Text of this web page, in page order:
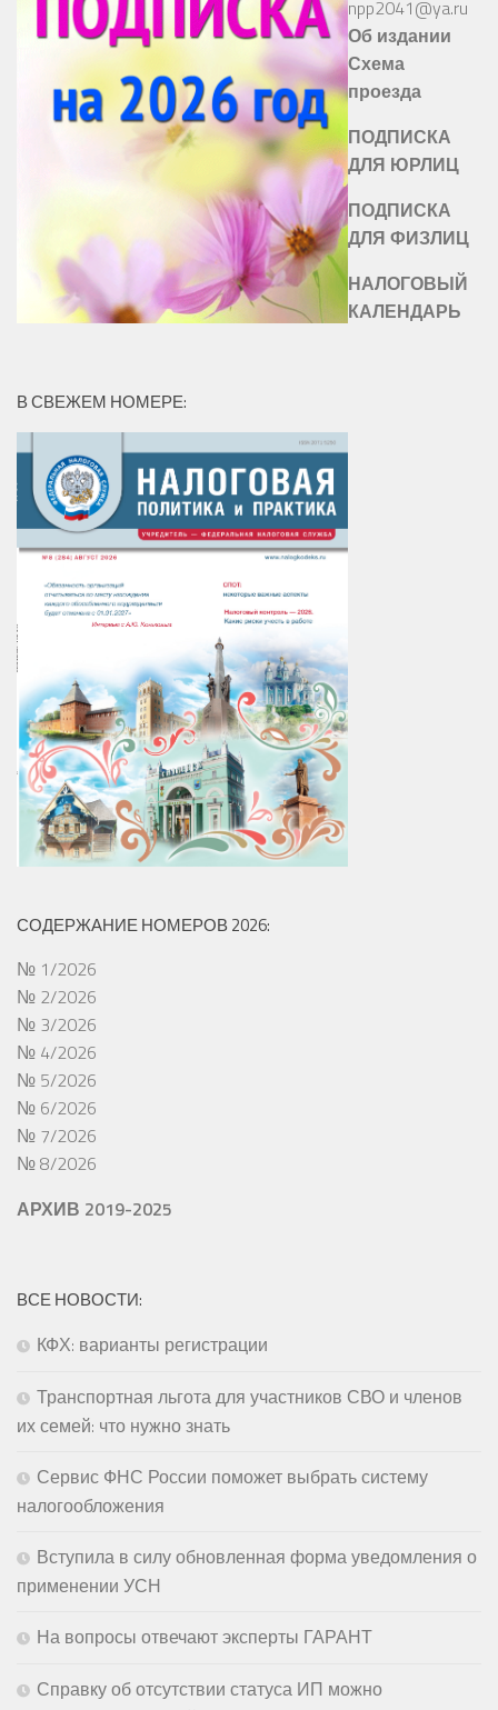
npp2041@ya.ru
Об издании
Схема
проезда
ПОДПИСКА
ДЛЯ ЮРЛИЦ
ПОДПИСКА
ДЛЯ ФИЗЛИЦ
НАЛОГОВЫЙ
КАЛЕНДАРЬ
В СВЕЖЕМ НОМЕРЕ:
СОДЕРЖАНИЕ НОМЕРОВ 2026:
№ 1/2026
№ 2/2026
№ 3/2026
№ 4/2026
№ 5/2026
№ 6/2026
№ 7/2026
№ 8/2026
АРХИВ 2019-2025
ВСЕ НОВОСТИ:
КФХ: варианты регистрации
Транспортная льгота для участников СВО и членов
их семей: что нужно знать
Сервис ФНС России поможет выбрать систему
налогообложения
Вступила в силу обновленная форма уведомления о
применении УСН
На вопросы отвечают эксперты ГАРАНТ
Справку об отсутствии статуса ИП можно